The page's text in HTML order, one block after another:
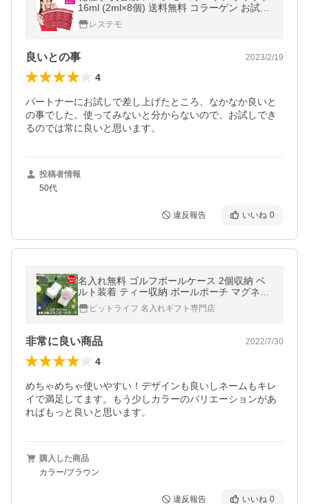
16ml (2ml×8個) 送料無料 コラーゲン お試し
旅行用 コスメ サンプル トラベル 化粧品 試
供品レステモ
良いとの事 2023/2/19
4
パートナーにお試しで差し上げたところ、なかなか良いと
の事でした。使ってみないと分からないので、お試しでき
るのでは常に良いと思います。
投稿者情報
50代
違反報告 いいね 0
名入れ無料 ゴルフボールケース 2個収納 ベ
ルト装着 ティー収納 ボールポーチ マグネッ
ト式 メンズ レディース コンペ 景品 父の日
ピットライフ 名入れギフト専門店
非常に良い商品 2022/7/30
4
めちゃめちゃ使いやすい！デザインも良いしネームもキレ
イで満足してます。もう少しカラーのバリエーションがあ
ればもっと良いと思います。
購入した商品
カラー/ブラウン
違反報告 いいね 0